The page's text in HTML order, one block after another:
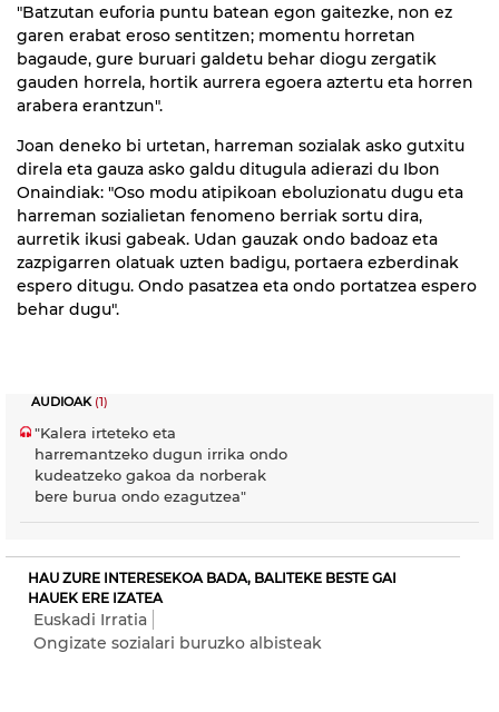
"Batzutan euforia puntu batean egon gaitezke, non ez
garen erabat eroso sentitzen; momentu horretan
bagaude, gure buruari galdetu behar diogu zergatik
gauden horrela, hortik aurrera egoera aztertu eta horren
arabera erantzun".
Joan deneko bi urtetan, harreman sozialak asko gutxitu
direla eta gauza asko galdu ditugula adierazi du Ibon
Onaindiak: "Oso modu atipikoan eboluzionatu dugu eta
harreman sozialietan fenomeno berriak sortu dira,
aurretik ikusi gabeak. Udan gauzak ondo badoaz eta
zazpigarren olatuak uzten badigu, portaera ezberdinak
espero ditugu. Ondo pasatzea eta ondo portatzea espero
behar dugu".
AUDIOAK (1)
"Kalera irteteko eta
harremantzeko dugun irrika ondo
kudeatzeko gakoa da norberak
bere burua ondo ezagutzea"
HAU ZURE INTERESEKOA BADA, BALITEKE BESTE GAI
HAUEK ERE IZATEA
Euskadi Irratia
Ongizate sozialari buruzko albisteak